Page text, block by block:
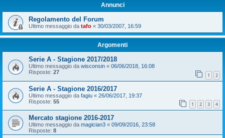
Annunci
Regolamento del Forum
Ultimo messaggio da tafo « 30/03/2007, 16:59
Argomenti
Serie A - Stagione 2017/2018
Ultimo messaggio da wisconsin « 06/06/2018, 16:08
Risposte: 27 1 2
Serie A - Stagione 2016/2017
Ultimo messaggio da fagiu « 26/06/2017, 19:37
Risposte: 55 1 2 3 4
Mercato stagione 2016-2017
Ultimo messaggio da magician3 « 09/09/2016, 23:58
Risposte: 8